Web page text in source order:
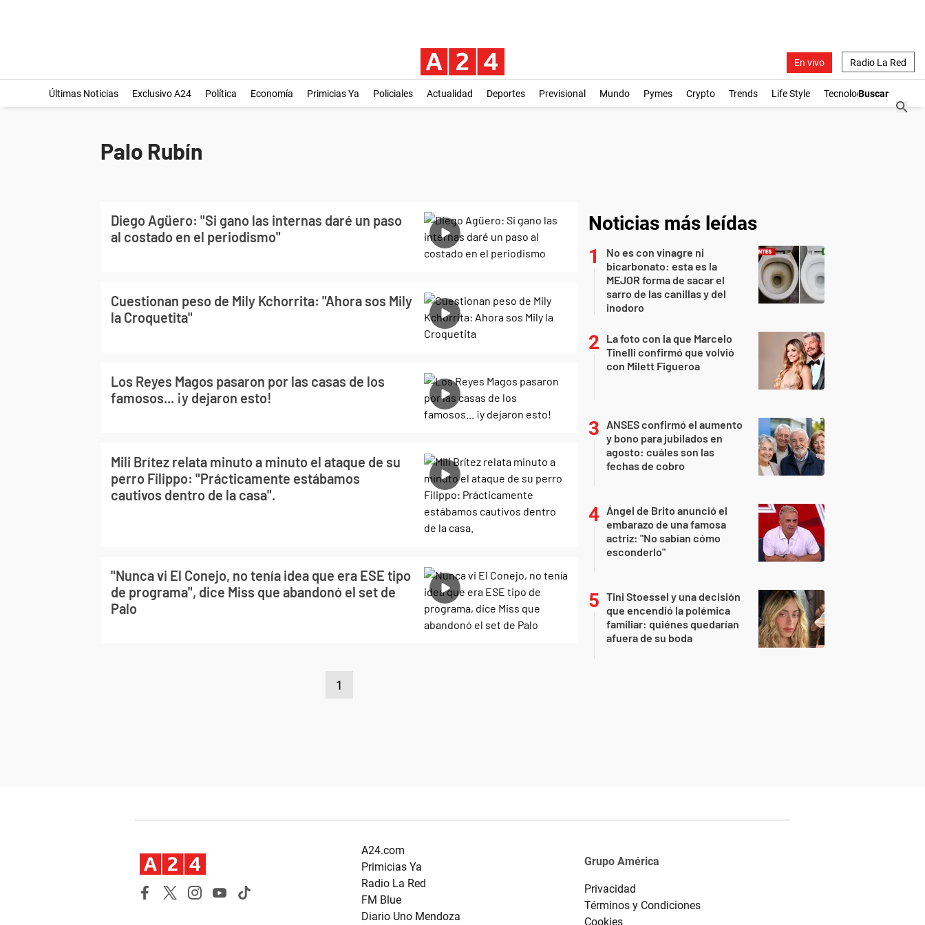
En vivo Radio La Red
Últimas Noticias Exclusivo A24 Política Economía Primicias Ya Policiales Actualidad Deportes Previsional Mundo Pymes Crypto Trends Life Style Tecnología
Palo Rubín
Diego Agüero: "Si gano las internas daré un paso
al costado en el periodismo"
Cuestionan peso de Mily Kchorrita: "Ahora sos Mily
la Croquetita"
Los Reyes Magos pasaron por las casas de los
famosos... ¡y dejaron esto!
Mili Brítez relata minuto a minuto el ataque de su
perro Filippo: "Prácticamente estábamos
cautivos dentro de la casa".
"Nunca vi El Conejo, no tenía idea que era ESE tipo
de programa", dice Miss que abandonó el set de
Palo
1
Noticias más leídas
No es con vinagre ni
bicarbonato: esta es la
MEJOR forma de sacar el
sarro de las canillas y del
inodoro
La foto con la que Marcelo
Tinelli confirmó que volvió
con Milett Figueroa
ANSES confirmó el aumento
y bono para jubilados en
agosto: cuáles son las
fechas de cobro
Ángel de Brito anunció el
embarazo de una famosa
actriz: "No sabían cómo
esconderlo"
Tini Stoessel y una decisión
que encendió la polémica
familiar: quiénes quedarían
afuera de su boda
A24.com
Primicias Ya
Radio La Red
FM Blue
Diario Uno Mendoza
Grupo América
Privacidad
Términos y Condiciones
Cookies